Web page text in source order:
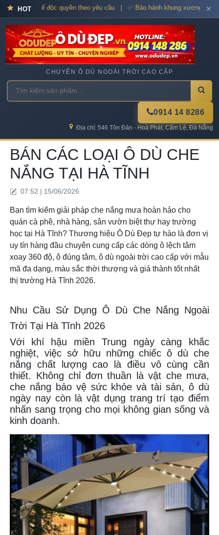
HOT
– Thiết kế độc quyền theo yêu cầu | ✅ Bảo hành khung xương ✕
CHUYÊN Ô DÙ NGOÀI TRỜI CAO CẤP
0914 14 8286
Địa chỉ: 546 Tôn Đản - Hoà Phát, Cẩm Lệ, Đà Nẵng
BÁN CÁC LOẠI Ô DÙ CHE
NẮNG TẠI HÀ TĨNH
07:52 | 15/06/2026
Bạn tìm kiếm giải pháp che nắng mưa hoàn hảo cho
quán cà phê, nhà hàng, sân vườn biệt thự hay trường
học tại Hà Tĩnh? Thương hiệu Ô Dù Đẹp tự hào là đơn vị
uy tín hàng đầu chuyên cung cấp các dòng ô lệch tâm
xoay 360 độ, ô đúng tâm, ô dù ngoài trời cao cấp với mẫu
mã đa dạng, màu sắc thời thượng và giá thành tốt nhất
thị trường Hà Tĩnh 2026.
Nhu Cầu Sử Dụng Ô Dù Che Nắng Ngoài
Trời Tại Hà Tĩnh 2026
Với khí hậu miền Trung ngày càng khắc
nghiệt, việc sở hữu những chiếc ô dù che
nắng chất lượng cao là điều vô cùng cần
thiết. Không chỉ đơn thuần là vật che mưa,
che nắng bảo vệ sức khỏe và tài sản, ô dù
ngày nay còn là vật dụng trang trí tạo điểm
nhấn sang trọng cho mọi không gian sống và
kinh doanh.